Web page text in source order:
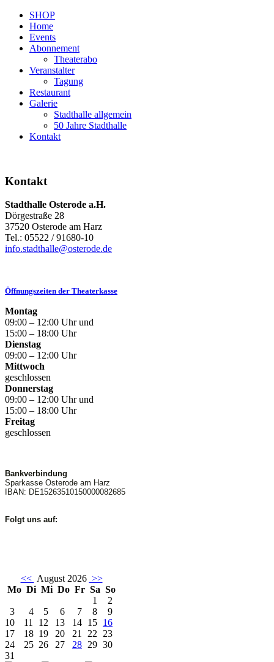
SHOP
Home
Events
Abonnement
Theaterabo
Veranstalter
Tagung
Restaurant
Galerie
Stadthalle allgemein
50 Jahre Stadthalle
Kontakt
Kontakt
Stadthalle Osterode a.H.
Dörgestraße 28
37520 Osterode am Harz
Tel.: 05522 / 91680-10
info.stadthalle@osterode.de
Öffnungszeiten der Theaterkasse
Montag
09:00 – 12:00 Uhr und
15:00 – 18:00 Uhr
Dienstag
09:00 – 12:00 Uhr
Mittwoch
geschlossen
Donnerstag
09:00 – 12:00 Uhr und
15:00 – 18:00 Uhr
Freitag
geschlossen
Bankverbindung
Sparkasse Osterode am Harz
IBAN: DE15263510150000082685
Folgt uns auf:
<< August 2026 >>
Mo Di Mi Do Fr Sa So
1
2
3
4 5 6 7 8
9
10
11 12 13 14 15 16
17
18 19 20 21 22 23
24
25 26 27 28 29 30
31